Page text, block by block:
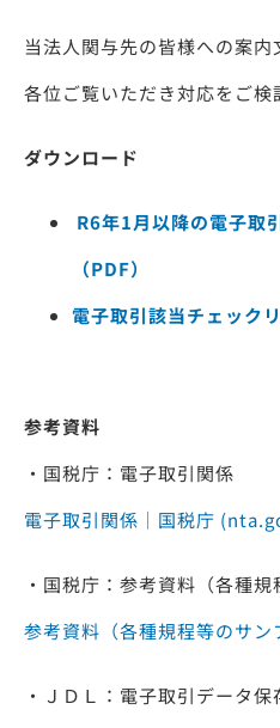
当法人関与先の皆様への案内
各位ご覧いただき対応をご検
ダウンロード
R6年1月以降の電子取
（PDF）
電子取引該当チェック
参考資料
・国税庁：電子取引関係
電子取引関係｜国税庁
・国税庁：参考資料（各種規
参考資料（各種規程等のサ
・ＪＤＬ：電子取引データ保